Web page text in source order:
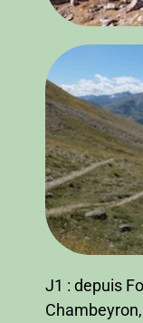
J1 : depuis